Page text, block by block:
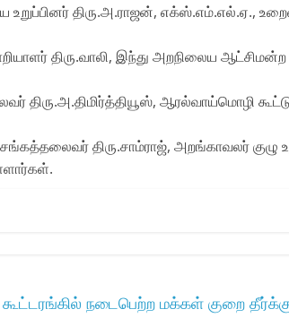
திரு.அ.ராஜன்‌, எக்ஸ்‌.எம்‌.எல்‌.ஏ.,
திரு.வாலி, இந்து அறநிலைய
ஆரல்வாய்மொழி
திரு.சாம்ராஜ்‌, அறங்காவலர்‌ குழு
நடைபெற்ற மக்கள்‌ குறை